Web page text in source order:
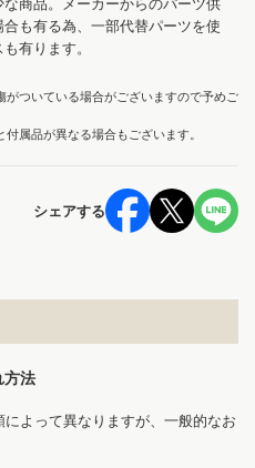
商品。メーカーからのパーツ供
も有る為、一部代替パーツを使
有ります。
ついている場合がございますので予めご
属品が異なる場合もございます。
シェアする
方法
よって異なりますが、一般的なお